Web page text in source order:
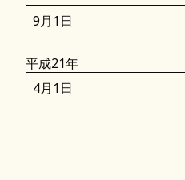
9月1日
平成21年
4月1日